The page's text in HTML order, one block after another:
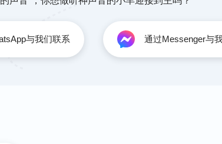
与我们联系 通过Messenger与